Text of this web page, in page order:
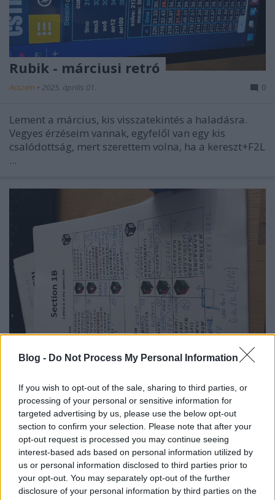
Blog - Do Not Process My Personal Information
If you wish to opt-out of the sale, sharing to third parties, or
processing of your personal or sensitive information for
targeted advertising by us, please use the below opt-out
section to confirm your selection. Please note that after your
opt-out request is processed you may continue seeing
interest-based ads based on personal information utilized by
us or personal information disclosed to third parties prior to
your opt-out. You may separately opt-out of the further
disclosure of your personal information by third parties on the
Rubik - márciusi retró
Asszem • 2025. április 01. 0
Lement a március, kis visszatekintés a haladásra.
Vegyes érzéseim vannak, egyfelől van egy kis
csalódottság, mert szerettem volna, ha a kereszt+F2L
...
Rubik kocka tanulás
Asszem•2025. február 23.
Már látom, hogy 2025 nagy projektje számomra a
Rubiktanulásbanaz F2L javítása lesz. Sikerült
megtanulnom a teljes CFOP módszert, azOLL
még ...